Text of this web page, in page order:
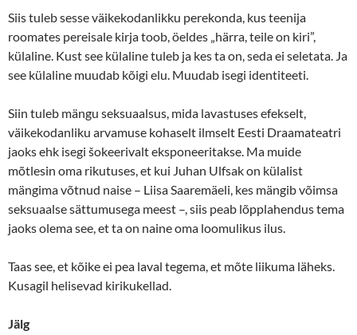
Siis tuleb sesse väikekodanlikku perekonda, kus teenija
roomates pereisale kirja toob, öeldes „härra, teile on kiri”,
külaline. Kust see külaline tuleb ja kes ta on, seda ei seletata. Ja
see külaline muudab kõigi elu. Muudab isegi identiteeti.
Siin tuleb mängu seksuaalsus, mida lavastuses efekselt,
väikekodanliku arvamuse kohaselt ilmselt Eesti Draamateatri
jaoks ehk isegi šokeerivalt eksponeeritakse. Ma muide
mõtlesin oma rikutuses, et kui Juhan Ulfsak on külalist
mängima võtnud naise – Liisa Saaremäeli, kes mängib võimsa
seksuaalse sättumusega meest –, siis peab lõpplahendus tema
jaoks olema see, et ta on naine oma loomulikus ilus.
Taas see, et kõike ei pea laval tegema, et mõte liikuma läheks.
Kusagil helisevad kirikukellad.
Jälg